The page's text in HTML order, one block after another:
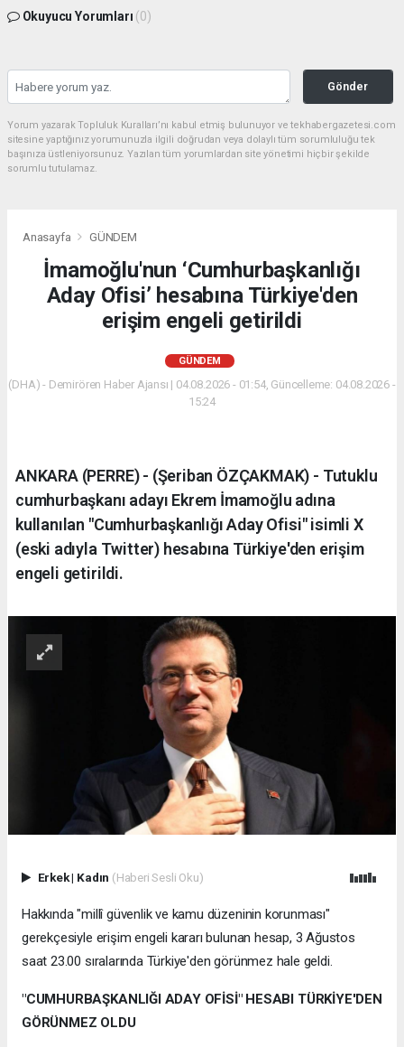
Okuyucu Yorumları (0)
Gönder
Yorum yazarak Topluluk Kuralları’nı kabul etmiş bulunuyor ve tekhabergazetesi.com
sitesine yaptığınız yorumunuzla ilgili doğrudan veya dolaylı tüm sorumluluğu tek
başınıza üstleniyorsunuz. Yazılan tüm yorumlardan site yönetimi hiçbir şekilde
sorumlu tutulamaz.
Anasayfa GÜNDEM
İmamoğlu'nun ‘Cumhurbaşkanlığı
Aday Ofisi’ hesabına Türkiye'den
erişim engeli getirildi
GÜNDEM
(DHA) - Demirören Haber Ajansı | 04.08.2026 - 01:54, Güncelleme: 04.08.2026 -
15:24
ANKARA (PERRE) - (Şeriban ÖZÇAKMAK) - Tutuklu
cumhurbaşkanı adayı Ekrem İmamoğlu adına
kullanılan "Cumhurbaşkanlığı Aday Ofisi" isimli X
(eski adıyla Twitter) hesabına Türkiye'den erişim
engeli getirildi.
Erkek| Kadın (Haberi Sesli Oku)
Hakkında "millî güvenlik ve kamu düzeninin korunması"
gerekçesiyle erişim engeli kararı bulunan hesap, 3 Ağustos
saat 23.00 sıralarında Türkiye'den görünmez hale geldi.
"CUMHURBAŞKANLIĞI ADAY OFİSİ" HESABI TÜRKİYE'DEN
GÖRÜNMEZ OLDU